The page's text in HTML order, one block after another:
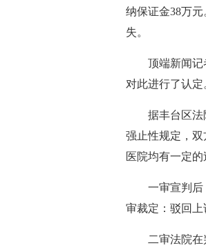
纳保证金38万
失。
顶端新闻
对此进行了认定
据丰台区法
强止性规定，
医院均有一定
一审宣判后
审裁定：驳回上
二审法院